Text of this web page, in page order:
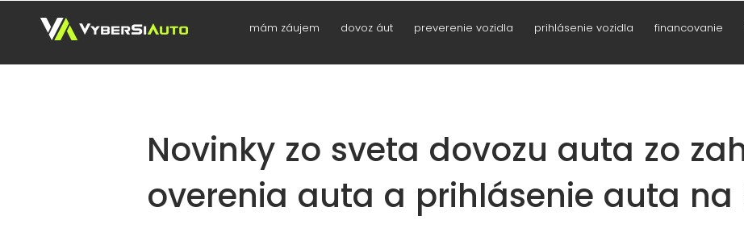
mám záujem dovoz áut preverenie vozidla prihlásenie vozidla financovanie
Novinky zo sveta dovozu auta zo
overenia auta a prihlásenie auta na